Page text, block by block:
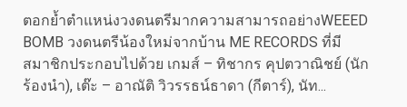
ตอกย้ำตำแหน่งวงดนตรีมากความสามารถอย่างWEEED
BOMB วงดนตรีน้องใหม่จากบ้าน ME RECORDS ที่มี
สมาชิกประกอบไปด้วย เกมส์ – ทิชากร คุปตวาณิชย์ (นัก
ร้องนำ), เต๊ะ – อาณัติ วิวรรธน์ธาดา (กีตาร์), นัท...